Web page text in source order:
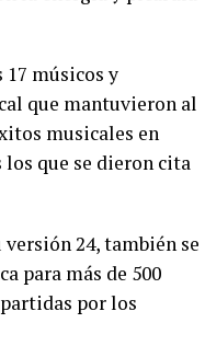
músicos y
que mantuvieron al
musicales en
los que se dieron cita
24, también se
para más de 500
por los